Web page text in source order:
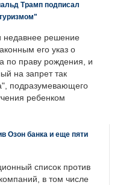
Трамп подписал
недавнее решение
его указ о
по праву рождения, и
на запрет так
подразумевающего
ребенком
Озон банка и еще пяти
список против
в том числе